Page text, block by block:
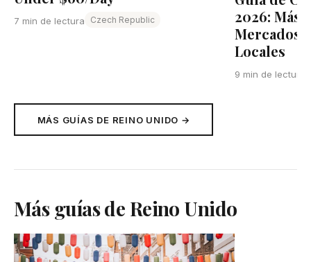
7 min de lectura Czech Republic
2026: Más
Mercados,
Locales
9 min de lectura
MÁS GUÍAS DE REINO UNIDO →
Más guías de Reino Unido